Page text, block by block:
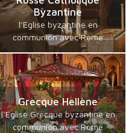
Byzantine
l’Eglise byzantine en
communion avec Rome
Grecque Hellène
l’Eglise Grecque byzantine en
communion avec Rome